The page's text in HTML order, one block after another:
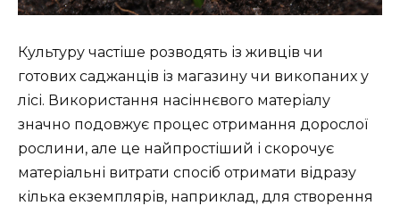
Культуру частіше розводять із живців чи
готових саджанців із магазину чи викопаних у
лісі. Використання насіннєвого матеріалу
значно подовжує процес отримання дорослої
рослини, але це найпростіший і скорочує
матеріальні витрати спосіб отримати відразу
кілька екземплярів, наприклад, для створення